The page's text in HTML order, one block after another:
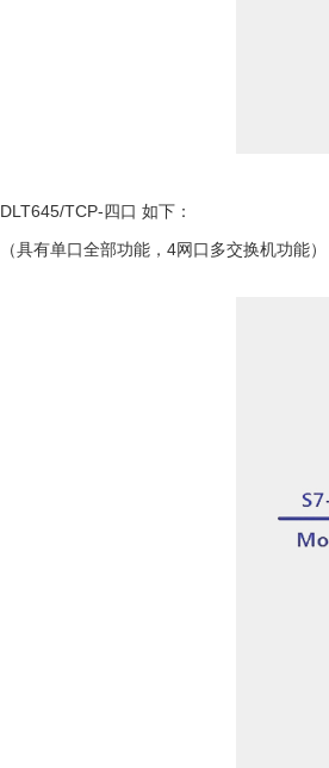
DLT645/TCP-四口 如下：
（具有单口全部功能，4网口多交换机功能）